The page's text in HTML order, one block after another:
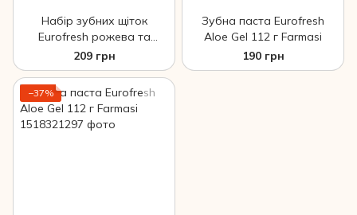
Набір зубних щіток
Eurofresh рожева та
блакитна Farmasi
209 грн
Зубна паста Eurofresh
Aloe Gel 112 г Farmasi
190 грн
−37%